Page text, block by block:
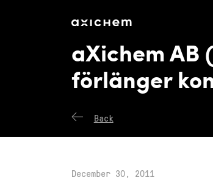
axichem.se
aXichem AB
förlänger
Back
December 30, 2011